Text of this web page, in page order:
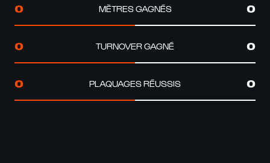
0 MÈTRES GAGNÉS 0
0 TURNOVER GAGNÉ 0
0 PLAQUAGES RÉUSSIS 0